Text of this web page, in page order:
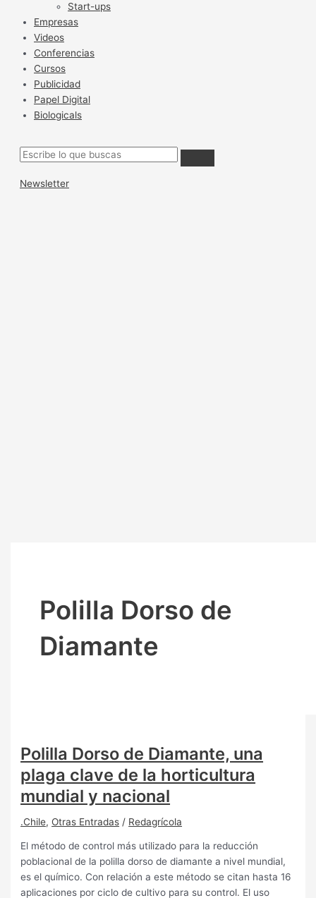
Start-ups
Empresas
Videos
Conferencias
Cursos
Publicidad
Papel Digital
Biologicals
Newsletter
Polilla Dorso de
Diamante
Polilla Dorso de Diamante, una
plaga clave de la horticultura
mundial y nacional
.Chile, Otras Entradas / Redagrícola
El método de control más utilizado para la reducción
poblacional de la polilla dorso de diamante a nivel mundial,
es el químico. Con relación a este método se citan hasta 16
aplicaciones por ciclo de cultivo para su control. El uso